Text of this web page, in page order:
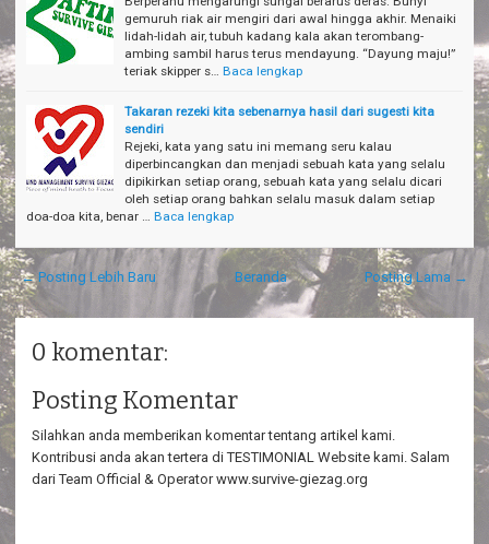
gemuruh riak air mengiri dari awal hingga akhir. Menaiki
lidah-lidah air, tubuh kadang kala akan terombang-
ambing sambil harus terus mendayung. “Dayung maju!”
teriak skipper s…
Baca lengkap
Takaran rezeki kita sebenarnya hasil dari sugesti kita
sendiri
Rejeki, kata yang satu ini memang seru kalau
diperbincangkan dan menjadi sebuah kata yang selalu
dipikirkan setiap orang, sebuah kata yang selalu dicari
oleh setiap orang bahkan selalu masuk dalam setiap
doa-doa kita, benar …
Baca lengkap
← Posting Lebih Baru Posting Lama →
Beranda
0 komentar:
Posting Komentar
Silahkan anda memberikan komentar tentang artikel kami.
Kontribusi anda akan tertera di TESTIMONIAL Website kami. Salam
dari Team Official & Operator www.survive-giezag.org